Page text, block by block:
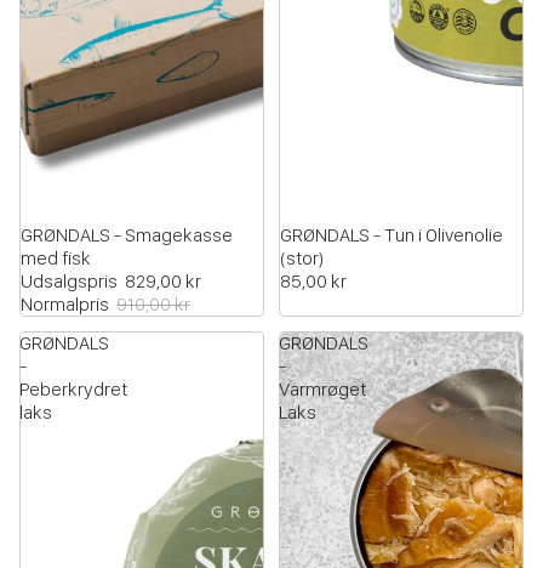
UDSOLGT
GRØNDALS - Smagekasse
med fisk
Udsalgspris 829,00 kr
Normalpris 910,00 kr
GRØNDALS - Tun i Olivenolie
(stor)
85,00 kr
GRØNDALS
-
Peberkrydret
laks
GRØNDALS
-
Varmrøget
Laks